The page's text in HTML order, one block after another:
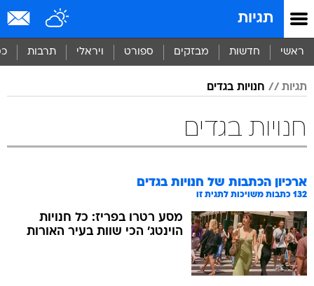
תגיות
ראשי חדשות מבזקים ספורט ויראלי תרבות
תגיות חנויות בגדים
חנויות בגדים
ארכיון הכתבות של חנויות בגדים
132 כתבות משויכות לתגית זו
מסע רטרו בפריז: כל חנויות
הוינטג' הכי שוות בעיר האורות